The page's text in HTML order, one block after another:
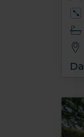
Da